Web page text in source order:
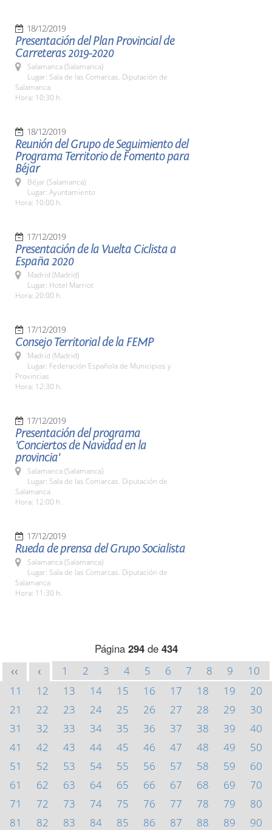
18/12/2019
Presentación del Plan Provincial de
Carreteras 2019-2020
Salamanca (Salamanca)
Lugar: Sala de las Comarcas. Diputación de
Salamanca
Hora: 10:30 h.
18/12/2019
Reunión del Grupo de Seguimiento del
Programa Territorio de Fomento para
Béjar
Béjar (Salamanca)
Lugar: Ayuntamiento
Hora: 10:00 h.
17/12/2019
Presentación de la Vuelta Ciclista a
España 2020
Madrid (Madrid)
Lugar: Hotel Marriot
Hora: 20:00 h.
17/12/2019
Consejo Territorial de la FEMP
Madrid (Madrid)
Lugar: Federación Española de Municipios y
Provincias
Hora: 12:30 h.
17/12/2019
Presentación del programa
'Conciertos de Navidad en la
provincia'
Salamanca (Salamanca)
Lugar: Sala de las Comarcas. Diputación de
Salamanca
Hora: 12:00 h.
17/12/2019
Rueda de prensa del Grupo Socialista
Salamanca (Salamanca)
Lugar: Sala de las Comarcas. Diputación de
Salamanca
Hora: 11:30 h.
Página 294de 434
<< < 1 2 3 4 5 6 7 8 9
10
11
12 13 14 15 16 17 18 19
20
21
22 23 24 25 26 27 28 29
30
31
32 33 34 35 36 37 38 39
40
41
42 43 44 45 46 47 48 49
50
51
52 53 54 55 56 57 58 59
60
61
62 63 64 65 66 67 68 69
70
71
72 73 74 75 76 77 78 79
80
81
82 83 84 85 86 87 88 89
90